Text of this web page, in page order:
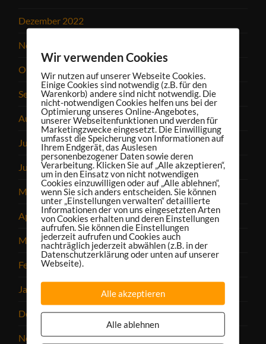
Dezember 2022
November 2022
Oktober 2022
September 2022
August 2022
Juli 2022
Juni 2022
Mai 2022
April 2022
März 2022
Februar 2022
Januar 2022
Dezember 2021
November 2021
Wir verwenden Cookies
Wir nutzen auf unserer Webseite Cookies.
Einige Cookies sind notwendig (z.B. für den
Warenkorb) andere sind nicht notwendig. Die
nicht-notwendigen Cookies helfen uns bei der
Optimierung unseres Online-Angebotes,
unserer Webseitenfunktionen und werden für
Marketingzwecke eingesetzt. Die Einwilligung
umfasst die Speicherung von Informationen auf
Ihrem Endgerät, das Auslesen
personenbezogener Daten sowie deren
Verarbeitung. Klicken Sie auf „Alle akzeptieren“,
um in den Einsatz von nicht notwendigen
Cookies einzuwilligen oder auf „Alle ablehnen“,
wenn Sie sich anders entscheiden. Sie können
unter „Einstellungen verwalten“ detaillierte
Informationen der von uns eingesetzten Arten
von Cookies erhalten und deren Einstellungen
aufrufen. Sie können die Einstellungen
jederzeit aufrufen und Cookies auch
nachträglich jederzeit abwählen (z.B. in der
Datenschutzerklärung oder unten auf unserer
Webseite).
Alle akzeptieren
Alle ablehnen